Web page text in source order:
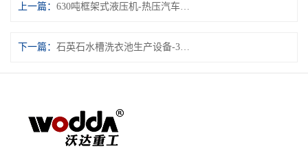
上一篇：
下一篇：